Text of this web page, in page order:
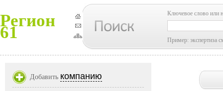
Регион
61
Ключевое слово или
Пример: экспертиза
Добавить компанию